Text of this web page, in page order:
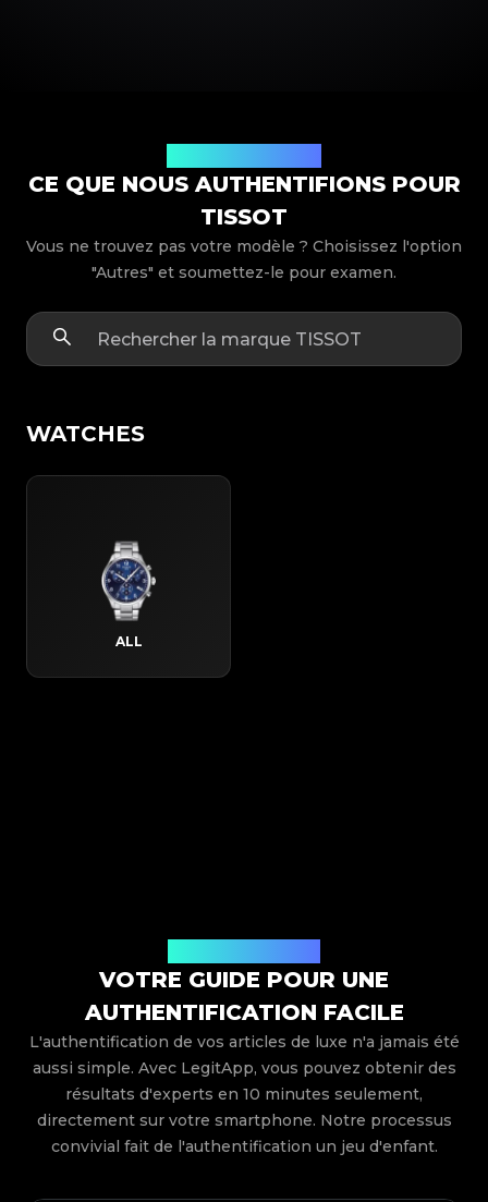
CE QUE NOUS AUTHENTIFIONS POUR
TISSOT
Vous ne trouvez pas votre modèle ? Choisissez l'option
"Autres" et soumettez-le pour examen.
WATCHES
ALL
VOTRE GUIDE POUR UNE
AUTHENTIFICATION FACILE
L'authentification de vos articles de luxe n'a jamais été
aussi simple. Avec LegitApp, vous pouvez obtenir des
résultats d'experts en 10 minutes seulement,
directement sur votre smartphone. Notre processus
convivial fait de l'authentification un jeu d'enfant.